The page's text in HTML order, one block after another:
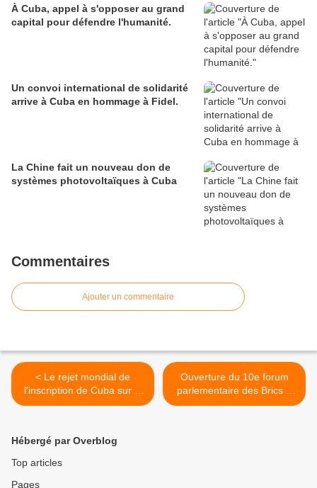
À Cuba, appel à s'opposer au grand
capital pour défendre l'humanité.
Un convoi international de solidarité
arrive à Cuba en hommage à Fidel.
La Chine fait un nouveau don de
systèmes photovoltaïques à Cuba
Commentaires
Ajouter un commentaire
< Le rejet mondial de
l'inscription de Cuba sur la
liste américaine s'amplifie
Ouverture du 10e forum
parlementaire des Brics à
Saint-Pétersbourg >
Hébergé par Overblog
Top articles
Pages